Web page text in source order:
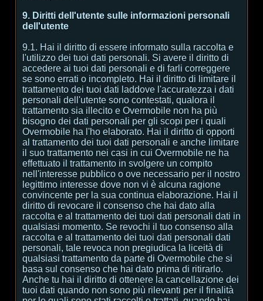
9. Diritti dell'utente sulle informazioni personali
dell'utente
9.1. Hai il diritto di essere informato sulla raccolta e
l'utilizzo dei tuoi dati personali. Si avere il diritto di
accedere ai tuoi dati personali e di farli correggere
se sono errati o incompleto. Hai il diritto di limitare il
trattamento dei tuoi dati laddove l'accuratezza i dati
personali dell'utente sono contestati, qualora il
trattamento sia illecito e Overmobile non ha più
bisogno dei dati personali per gli scopi per i quali
Overmobile ha l'ho elaborato. Hai il diritto di opporti
al trattamento dei tuoi dati personali e anche limitare
il suo trattamento nei casi in cui Overmobile ne ha
effettuato il trattamento in svolgere un compito
nell'interesse pubblico o ove necessario per il nostro
legittimo interesse dove non vi è alcuna ragione
convincente per la sua continua elaborazione. Hai il
diritto di revocare il consenso che hai dato alla
raccolta e al trattamento dei tuoi dati personali dati in
qualsiasi momento. Se revochi il tuo consenso alla
raccolta e al trattamento dei tuoi dati personali dati
personali, tale revoca non pregiudica la liceità di
qualsiasi trattamento da parte di Overmobile che si
basa sul consenso che hai dato prima di ritirarlo.
Anche tu hai il diritto di ottenere la cancellazione dei
tuoi dati quando non sono più rilevanti per il finalità